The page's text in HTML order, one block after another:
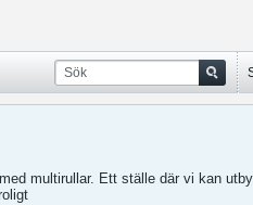
multirullar. Ett ställe där vi kan